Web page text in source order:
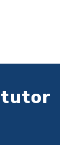
tutor